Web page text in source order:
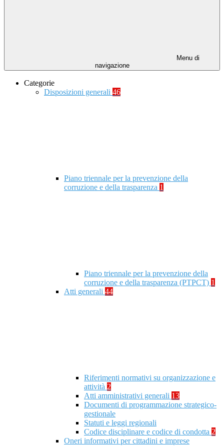
Menu di
navigazione
Categorie
Disposizioni generali 46
Piano triennale per la prevenzione della
corruzione e della trasparenza 1
Piano triennale per la prevenzione della
corruzione e della trasparenza (PTPCT) 1
Atti generali 44
Riferimenti normativi su organizzazione e
attività 2
Atti amministrativi generali 13
Documenti di programmazione strategico-
gestionale
Statuti e leggi regionali
Codice disciplinare e codice di condotta 2
Oneri informativi per cittadini e imprese